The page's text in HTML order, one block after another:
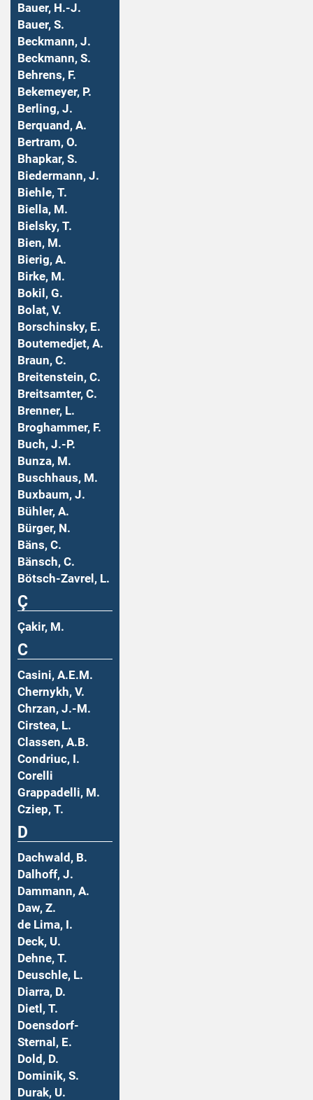
Bauer, H.-J.
Bauer, S.
Beckmann, J.
Beckmann, S.
Behrens, F.
Bekemeyer, P.
Berling, J.
Berquand, A.
Bertram, O.
Bhapkar, S.
Biedermann, J.
Biehle, T.
Biella, M.
Bielsky, T.
Bien, M.
Bierig, A.
Birke, M.
Bokil, G.
Bolat, V.
Borschinsky, E.
Boutemedjet, A.
Braun, C.
Breitenstein, C.
Breitsamter, C.
Brenner, L.
Broghammer, F.
Buch, J.-P.
Bunza, M.
Buschhaus, M.
Buxbaum, J.
Bühler, A.
Bürger, N.
Bäns, C.
Bänsch, C.
Bötsch-Zavrel, L.
Ç
Çakir, M.
C
Casini, A.E.M.
Chernykh, V.
Chrzan, J.-M.
Cirstea, L.
Classen, A.B.
Condriuc, I.
Corelli
Grappadelli, M.
Cziep, T.
D
Dachwald, B.
Dalhoff, J.
Dammann, A.
Daw, Z.
de Lima, I.
Deck, U.
Dehne, T.
Deuschle, L.
Diarra, D.
Dietl, T.
Doensdorf-
Sternal, E.
Dold, D.
Dominik, S.
Durak, U.